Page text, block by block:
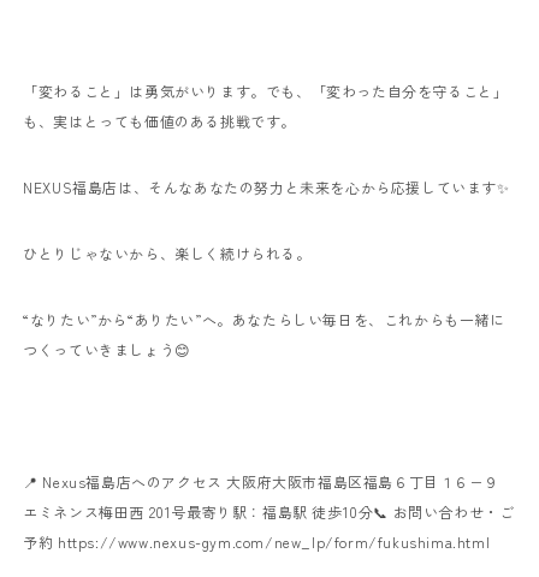
「変わること」は勇気がいります。でも、「変わった自分を守ること」
も、実はとっても価値のある挑戦です。
NEXUS福島店は、そんなあなたの努力と未来を心から応援しています✨
ひとりじゃないから、楽しく続けられる。
“なりたい”から“ありたい”へ。あなたらしい毎日を、これからも一緒に
つくっていきましょう😊
📍 Nexus福島店へのアクセス大阪府大阪市福島区福島６丁目１６−９
エミネンス梅田西 201号最寄り駅：福島駅 徒歩10分📞 お問い合わせ・ご
予約 https://www.nexus-gym.com/new_lp/form/fukushima.html